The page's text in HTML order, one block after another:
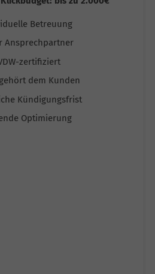
Betreuung
Ansprechpartner
zertifiziert
dem Kunden
Kündigungsfrist
Optimierung